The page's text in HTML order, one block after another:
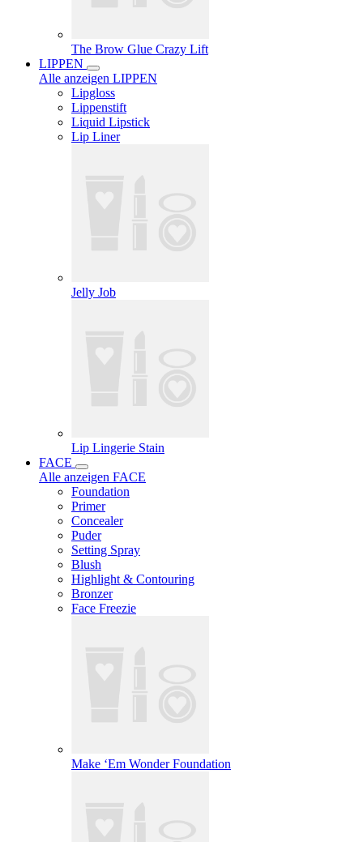
The Brow Glue Crazy Lift
LIPPEN
Alle anzeigen LIPPEN
Lipgloss
Lippenstift
Liquid Lipstick
Lip Liner
Jelly Job
Lip Lingerie Stain
FACE
Alle anzeigen FACE
Foundation
Primer
Concealer
Puder
Setting Spray
Blush
Highlight & Contouring
Bronzer
Face Freezie
Make ‘Em Wonder Foundation